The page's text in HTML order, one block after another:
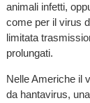
animali infetti,
come per il virus
limitata
prolungati.
Nelle Americhe il
da hantavirus,